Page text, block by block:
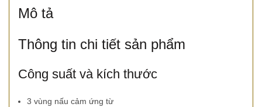
Mô tả
Thông tin chi tiết sản phẩm
Công suất và kích thước
3 vùng nấu cảm ứng từ